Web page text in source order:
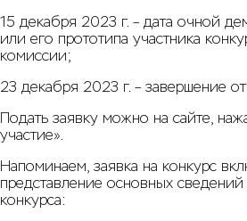
15 декабря 2023 г. – дата очной
или его прототипа участника
комиссии;
23 декабря 2023 г. – завершение
Подать заявку можно на сайте ,
участие».
Напоминаем, заявка на конкурс
представление основных
конкурса: